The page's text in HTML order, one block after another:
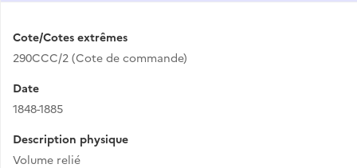
Cote/Cotes extrêmes
290CCC/2 (Cote de commande)
Date
1848-1885
Description physique
Volume relié